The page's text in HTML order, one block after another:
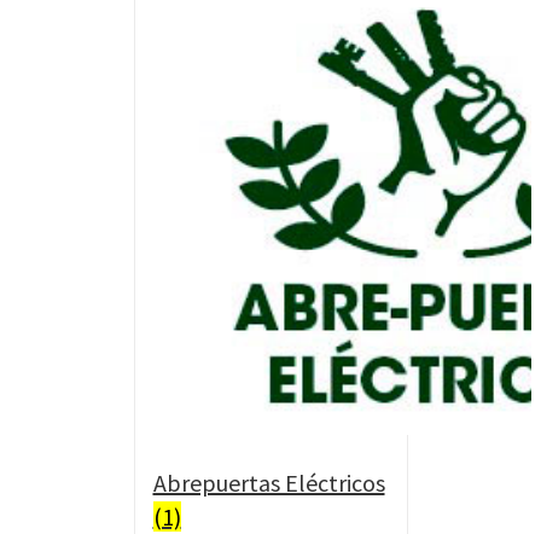
Abrepuertas Eléctricos
(1)